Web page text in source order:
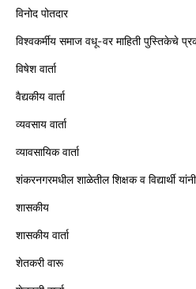
विनोद पोतदार
विश्वकर्मीय समाज वधू-वर माहिती पुस्तिकेचे
विषेश वार्ता
वैद्यकीय वार्ता
व्यवसाय वार्ता
व्यावसायिक वार्ता
शंकरनगरमधील शाळेतील शिक्षक व विद्यार्थी
शासकीय
शासकीय वार्ता
शेतकरी वारू